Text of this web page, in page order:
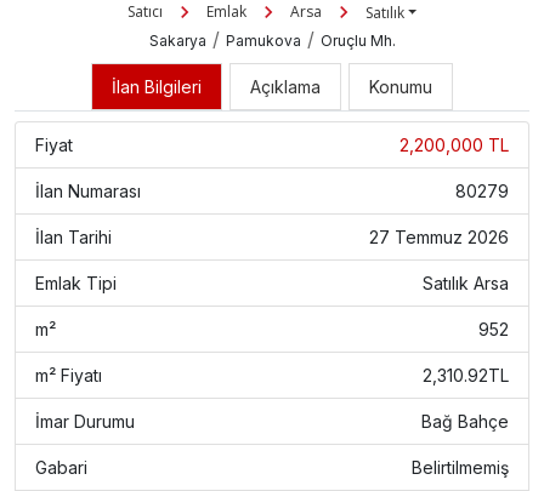
Satıcı Emlak Arsa Satılık
Sakarya / Pamukova / Oruçlu Mh.
İlan Bilgileri Açıklama Konumu
Fiyat 2,200,000 TL
İlan Numarası 80279
İlan Tarihi 27 Temmuz 2026
Emlak Tipi Satılık Arsa
m² 952
m² Fiyatı 2,310.92TL
İmar Durumu Bağ Bahçe
Gabari Belirtilmemiş